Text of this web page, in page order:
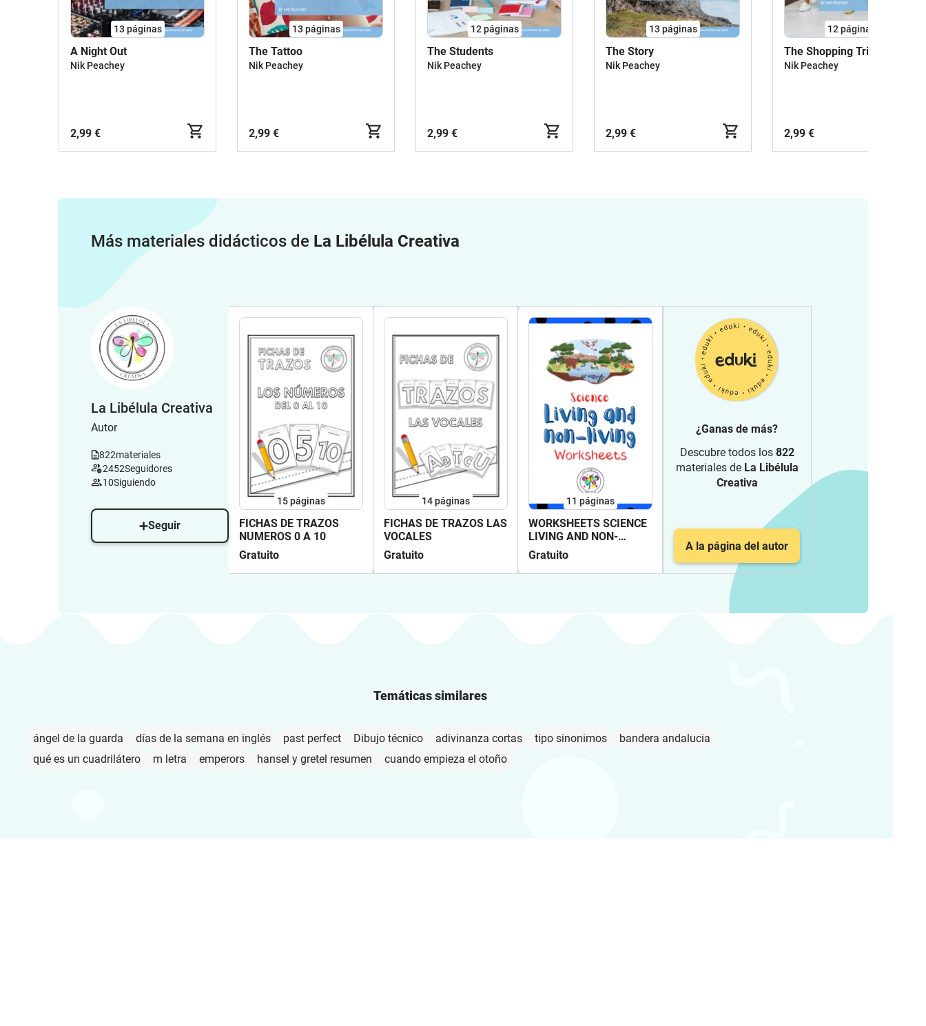
13 páginas
A Night Out
Nik Peachey
2,99 €
13 páginas
The Tattoo
Nik Peachey
2,99 €
12páginas
The Students
Nik Peachey
2,99 €
13 páginas
The Story
Nik Peachey
2,99 €
12páginas
The Shopping Trip
Nik Peachey
2,99 €
Más materiales didácticos de La Libélula Creativa
La Libélula Creativa
Autor
822materiales
2452Seguidores
10Siguiendo
Seguir
15páginas
FICHAS DE TRAZOS
NUMEROS 0 A 10
Gratuito
14páginas
FICHAS DE TRAZOS LAS
VOCALES
Gratuito
11 páginas
WORKSHEETS SCIENCE
LIVING AND NON-
LIVING NO PREP
Gratuito
¿Ganas de más?
Descubre todos los 822
materiales de La Libélula
Creativa
A la página del autor
Temáticas similares
ángel de la guarda días de la semana en inglés past perfect Dibujo técnico adivinanza cortas tipo sinonimos
bandera andalucia
qué es un cuadrilátero
m letra emperors hansel y gretel resumen cuando empieza el otoño